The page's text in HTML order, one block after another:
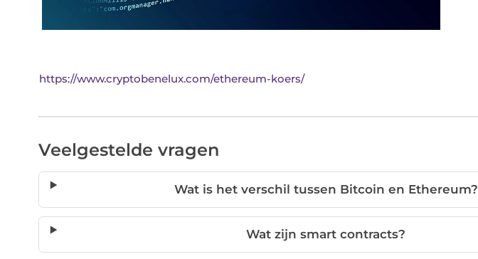
https://www.cryptobenelux.com/ethereum-koers/
Veelgestelde vragen
Wat is het verschil tussen Bitcoin en Ethereum?
Wat zijn smart contracts?